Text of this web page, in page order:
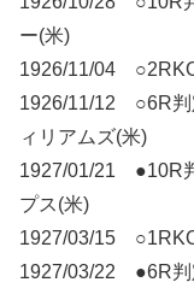
ー(米)
1926/11/04
1926/11/12 ○6R判
ィリアムズ(米)
1927/01/21 ●10R
プス(米)
1927/03/15
1927/03/22 ●6R判